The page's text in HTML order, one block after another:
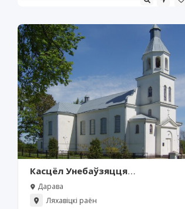
Касцёл Унебаўзяцця
Найсвяцейшай Дзевы Марыі,
Дарава
Дарава
Ляхавіцкі раён